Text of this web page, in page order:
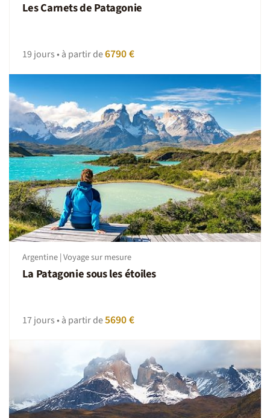
Les Carnets de Patagonie
19 jours • à partir de6790 €
Argentine | Voyage sur mesure
La Patagonie sous les étoiles
17 jours • à partir de5690 €